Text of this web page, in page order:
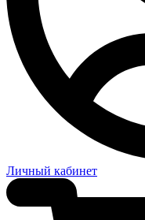
Личный кабинет